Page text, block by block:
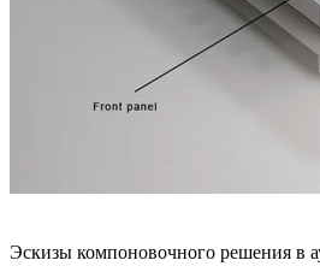
Эскизы компоновочного решения в